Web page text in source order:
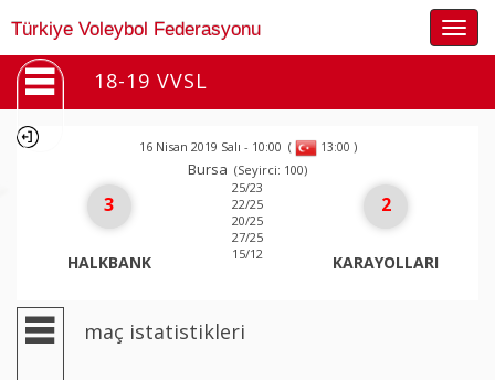
Türkiye Voleybol Federasyonu
18-19 VVSL
16 Nisan 2019 Salı - 10:00 ( 13:00 )
Bursa (Seyirci: 100)
3
HALKBANK
25/23
22/25
20/25
27/25
15/12
2
KARAYOLLARI
maç istatistikleri